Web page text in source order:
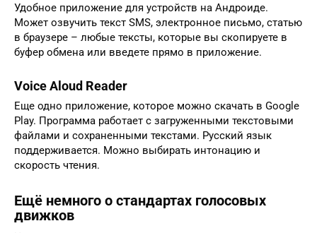
Удобное приложение для устройств на Андроиде.
Может озвучить текст SMS, электронное письмо, статью
в браузере – любые тексты, которые вы скопируете в
буфер обмена или введете прямо в приложение.
Voice Aloud Reader
Еще одно приложение, которое можно скачать в Google
Play. Программа работает с загруженными текстовыми
файлами и сохраненными текстами. Русский язык
поддерживается. Можно выбирать интонацию и
скорость чтения.
Ещё немного о стандартах голосовых
движков